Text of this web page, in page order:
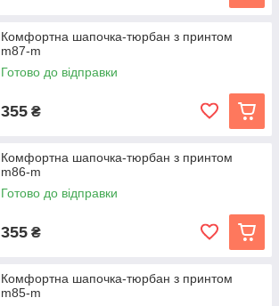
Комфортна шапочка-тюрбан з принтом
m87-m
Готово до відправки
355 ₴
Комфортна шапочка-тюрбан з принтом
m86-m
Готово до відправки
355 ₴
Комфортна шапочка-тюрбан з принтом
m85-m